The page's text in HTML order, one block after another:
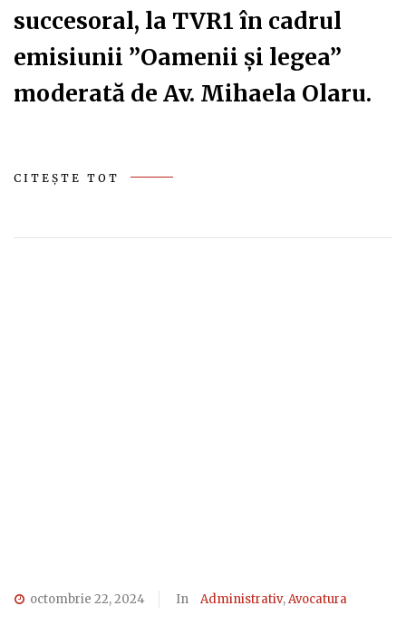
succesoral, la TVR1 în cadrul
emisiunii ”Oamenii și legea”
moderată de Av. Mihaela Olaru.
CITEȘTE TOT
octombrie 22, 2024 In Administrativ,Avocatura